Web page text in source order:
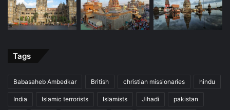
Tags
Babasaheb Ambedkar British christian missionaries hindu
India Islamic terrorists Islamists Jihadi pakistan